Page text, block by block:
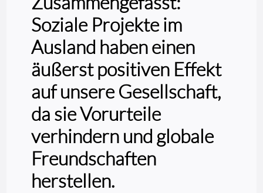
Soziale Projekte im
Ausland haben einen
äußerst positiven Effekt
auf unsere Gesellschaft,
da sie Vorurteile
verhindern und globale
Freundschaften
herstellen.